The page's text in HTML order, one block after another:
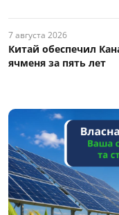
7 августа 2026
Китай обеспечил
ячменя за пять лет